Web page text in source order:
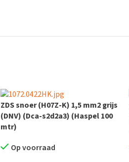
ZDS snoer (H07Z-K) 1,5 mm2 grijs
(DNV) (Dca-s2d2a3) (Haspel 100
mtr)
Op voorraad